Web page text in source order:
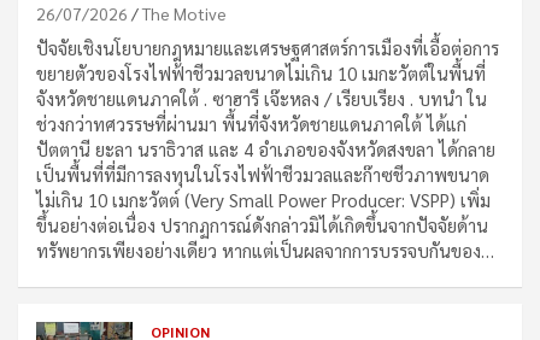
26/07/2026 The Motive
ปัจจัยเชิงนโยบายกฎหมายและเศรษฐศาสตร์การเมืองที่เอื้อต่อการ
ขยายตัวของโรงไฟฟ้าชีวมวลขนาดไม่เกิน 10 เมกะวัตต์ในพื้นที่
จังหวัดชายแดนภาคใต้ . ซาฮารี เจ๊ะหลง / เรียบเรียง . บทนำ ใน
ช่วงกว่าทศวรรษที่ผ่านมา พื้นที่จังหวัดชายแดนภาคใต้ ได้แก่
ปัตตานี ยะลา นราธิวาส และ 4 อำเภอของจังหวัดสงขลา ได้กลาย
เป็นพื้นที่ที่มีการลงทุนในโรงไฟฟ้าชีวมวลและก๊าซชีวภาพขนาด
ไม่เกิน 10 เมกะวัตต์ (Very Small Power Producer: VSPP) เพิ่ม
ขึ้นอย่างต่อเนื่อง ปรากฏการณ์ดังกล่าวมิได้เกิดขึ้นจากปัจจัยด้าน
ทรัพยากรเพียงอย่างเดียว หากแต่เป็นผลจากการบรรจบกันของ…
OPINION